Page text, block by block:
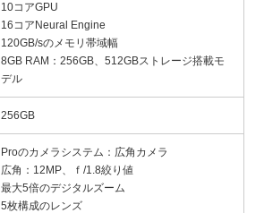
10コアGPU
16コアNeural Engine
120GB/sのメモリ帯域幅
8GB RAM：256GB、512GBストレージ搭載モ
デル
256GB
Proのカメラシステム：広角カメラ
広角：12MP、ｆ/1.8絞り値
最大5倍のデジタルズーム
5枚構成のレンズ